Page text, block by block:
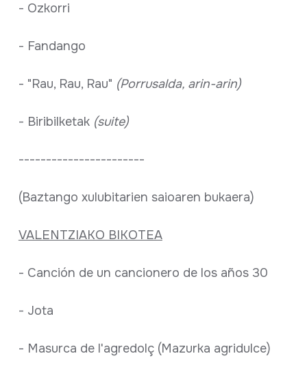
- Ozkorri
- Fandango
- "Rau, Rau, Rau" (Porrusalda, arin-arin)
- Biribilketak (suite)
-----------------------
(Baztango xulubitarien saioaren bukaera)
VALENTZIAKO BIKOTEA
- Canción de un cancionero de los años 30
- Jota
- Masurca de l'agredolç (Mazurka agridulce)